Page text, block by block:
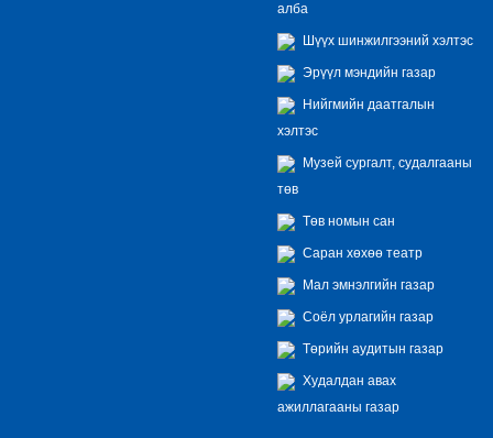
алба
Шүүх шинжилгээний хэлтэс
Эрүүл мэндийн газар
Нийгмийн даатгалын
хэлтэс
Музей сургалт, судалгааны
төв
Төв номын сан
Саран хөхөө театр
Мал эмнэлгийн газар
Соёл урлагийн газар
Төрийн аудитын газар
Худалдан авах
ажиллагааны газар